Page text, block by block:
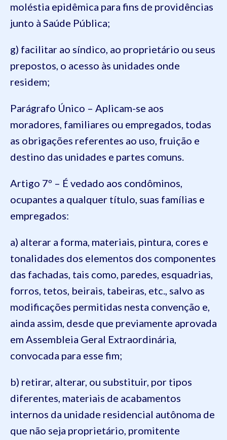
moléstia epidêmica para fins de providências
junto à Saúde Pública;
g) facilitar ao síndico, ao proprietário ou seus
prepostos, o acesso às unidades onde
residem;
Parágrafo Único – Aplicam-se aos
moradores, familiares ou empregados, todas
as obrigações referentes ao uso, fruição e
destino das unidades e partes comuns.
Artigo 7º – É vedado aos condôminos,
ocupantes a qualquer título, suas famílias e
empregados:
a) alterar a forma, materiais, pintura, cores e
tonalidades dos elementos dos componentes
das fachadas, tais como, paredes, esquadrias,
forros, tetos, beirais, tabeiras, etc., salvo as
modificações permitidas nesta convenção e,
ainda assim, desde que previamente aprovada
em Assembleia Geral Extraordinária,
convocada para esse fim;
b) retirar, alterar, ou substituir, por tipos
diferentes, materiais de acabamentos
internos da unidade residencial autônoma de
que não seja proprietário, promitente